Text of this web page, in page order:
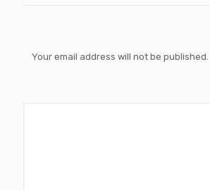
Your email address will not be published.